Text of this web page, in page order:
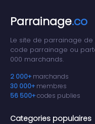
Parrainage.co
Le site de parrainage de
code parrainage ou
000 marchands.
2 000+ marchands
30 000+ membres
56 500+codes publies
Categories populaires